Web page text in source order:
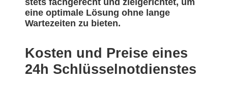
stets fachgerecht und zielgerichtet, um
eine optimale Lösung ohne lange
Wartezeiten zu bieten.
Kosten und Preise eines
24h Schlüsselnotdienstes